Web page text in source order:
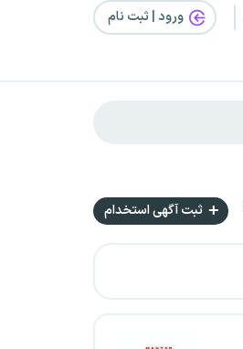
ورود | ثبت‌ نام
ثبت آگهی استخدام